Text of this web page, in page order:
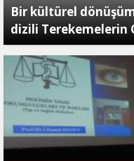
Bir kültürel
dizili Terekemelerin